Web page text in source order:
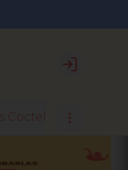
Login
Coctel